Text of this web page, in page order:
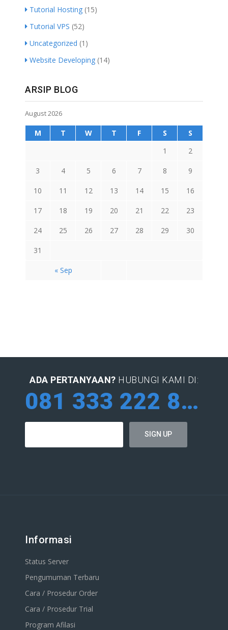
Tutorial Hosting (15)
Tutorial VPS (52)
Uncategorized (1)
Website Developing (14)
ARSIP BLOG
August 2026
M T W T F S S
« Sep
1 2
3 4 5 6 7 8 9
10 11 12 13 14 15 16
17 18 19 20 21 22 23
24 25 26 27 28 29 30
31
ADA PERTANYAAN? HUBUNGI KAMI DI:
081 333 222 884
Informasi
Status Server
Pengumuman Terbaru
Cara / Prosedur Order
Cara / Prosedur Trial
Program Afilasi